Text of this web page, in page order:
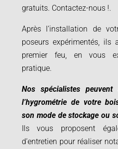
gratuits. Contactez-nous!.
Après l’installation de
poseurs expérimentés, ils
premier feu, en vous
pratique.
Nos spécialistes peuvent
l’hygrométrie de votre
son mode de stockage ou
Ils vous proposent
d’entretien pour réaliser